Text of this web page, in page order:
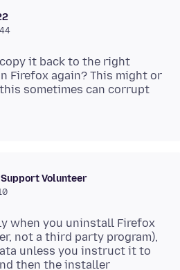
it back to the right
Firefox again? This might or
sometimes can corrupt
Volunteer
when you uninstall Firefox
not a third party program),
unless you instruct it to
then the installer